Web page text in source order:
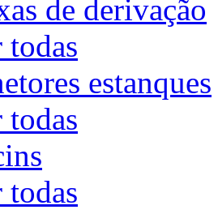
de derivação
todas
estanques
todas
todas